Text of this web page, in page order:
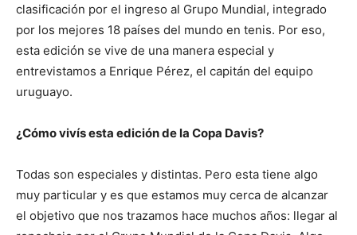
clasificación por el ingreso al Grupo Mundial, integrado
por los mejores 18 países del mundo en tenis. Por eso,
esta edición se vive de una manera especial y
entrevistamos a Enrique Pérez, el capitán del equipo
uruguayo.
¿Cómo vivís esta edición de la Copa Davis?
Todas son especiales y distintas. Pero esta tiene algo
muy particular y es que estamos muy cerca de alcanzar
el objetivo que nos trazamos hace muchos años: llegar al